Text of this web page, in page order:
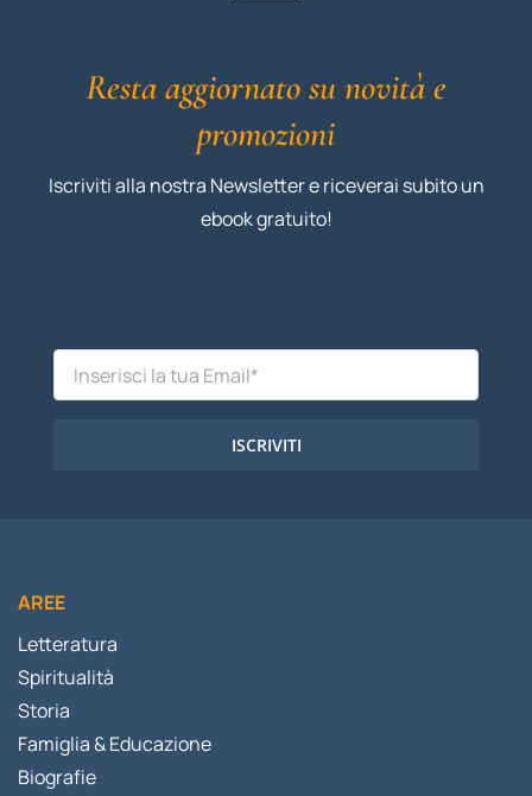
Resta aggiornato su novità e
promozioni
Iscriviti alla nostra Newsletter e riceverai subito un
ebook gratuito!
ISCRIVITI
AREE
Letteratura
Spiritualità
Storia
Famiglia & Educazione
Biografie